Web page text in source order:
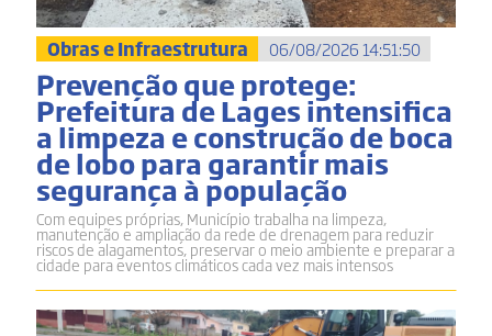
Obras e Infraestrutura 06/08/2026 14:51:50
Prevenção que protege:
Prefeitura de Lages intensifica
a limpeza e construção de boca
de lobo para garantir mais
segurança à população
Com equipes próprias, Município trabalha na limpeza,
manutenção e ampliação da rede de drenagem para reduzir
riscos de alagamentos, preservar o meio ambiente e preparar a
cidade para eventos climáticos cada vez mais intensos